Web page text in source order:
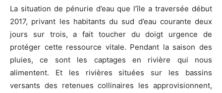
La situation de pénurie d’eau que l’île a traversée début
2017, privant les habitants du sud d’eau courante deux
jours sur trois, a fait toucher du doigt urgence de
protéger cette ressource vitale. Pendant la saison des
pluies, ce sont les captages en rivière qui nous
alimentent. Et les rivières situées sur les bassins
versants des retenues collinaires les approvisionnent,